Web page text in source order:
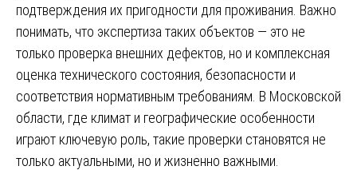
подтверждения их пригодности для проживания. Важно
понимать, что экспертиза таких объектов — это не
только проверка внешних дефектов, но и комплексная
оценка технического состояния, безопасности и
соответствия нормативным требованиям. В Московской
области, где климат и географические особенности
играют ключевую роль, такие проверки становятся не
только актуальными, но и жизненно важными.